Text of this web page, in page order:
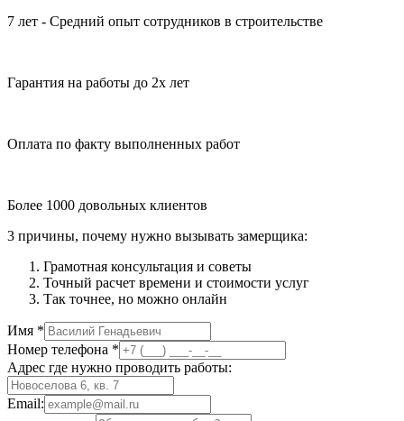
7 лет - Средний опыт сотрудников в строительстве
Гарантия на работы до 2х лет
Оплата по факту выполненных работ
Более 1000 довольных клиентов
3 причины, почему нужно вызывать замерщика:
Грамотная консультация и советы
Точный расчет времени и стоимости услуг
Так точнее, но можно онлайн
Имя *
Номер телефона *
Адрес где нужно проводить работы:
Email: